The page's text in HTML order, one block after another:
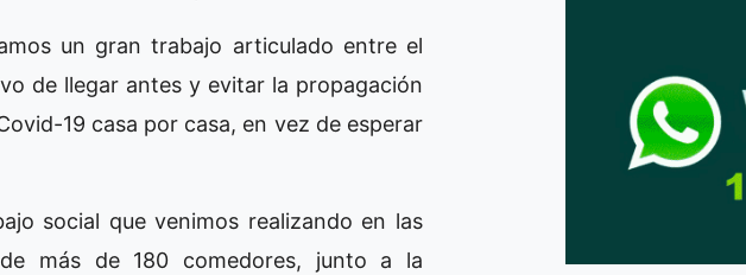
un gran trabajo articulado entre el
de llegar antes y evitar la propagación
19 casa por casa, en vez de esperar
social que venimos realizando en las
más de 180 comedores, junto a la